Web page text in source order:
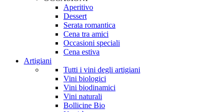
Aperitivo
Dessert
Serata romantica
Cena tra amici
Occasioni speciali
Cena estiva
Artigiani
Tutti i vini degli artigiani
Vini biologici
Vini biodinamici
Vini naturali
Bollicine Bio